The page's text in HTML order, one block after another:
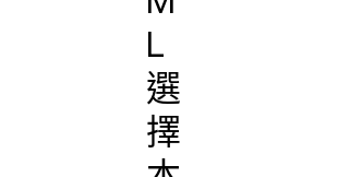
L
選
擇